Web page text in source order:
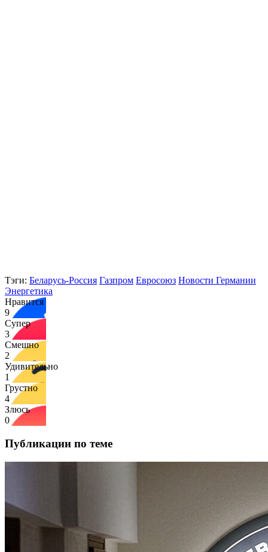
Тэги: Беларусь-Россия Газпром Евросоюз Новости Германии
Энергетика
Нравится
9
Супер
3
Смешно
2
Удивительно
1
Грустно
4
Злюсь
0
Публикации по теме